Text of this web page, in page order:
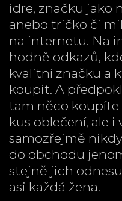
idre, značku jako
anebo tričko či
na internetu. Na
hodně odkazů,
kvalitní značku a
koupit. A
tam něco koupíte
kus oblečení, ale i
samozřejmě
do obchodu
stejně jich
asi každá žena.